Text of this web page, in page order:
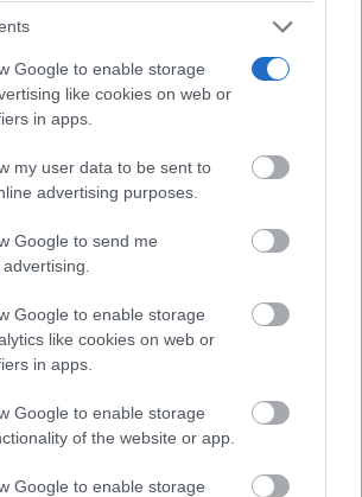
Google to enable storage
like cookies on web or
in apps.
my user data to be sent to
advertising purposes.
Google to send me
Google to enable storage
like cookies on web or
in apps.
Google to enable storage
of the website or app.
Google to enable storage
pero sí extraordinariamente